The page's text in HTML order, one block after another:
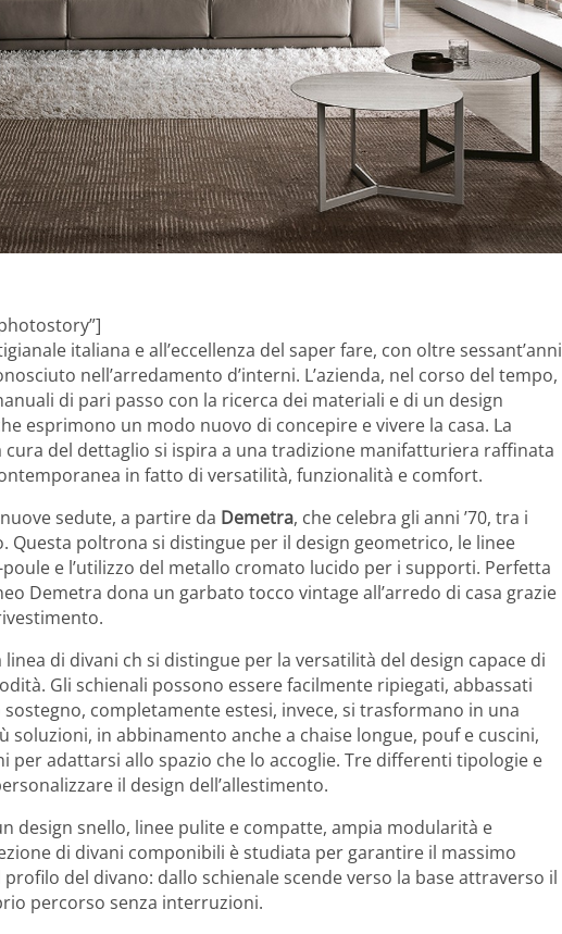
italiana e all’eccellenza del saper fare, con oltre sessant’anni
nell’arredamento d’interni. L’azienda, nel corso del tempo,
di pari passo con la ricerca dei materiali e di un design
esprimono un modo nuovo di concepire e vivere la casa. La
del dettaglio si ispira a una tradizione manifatturiera raffinata
in fatto di versatilità, funzionalità e comfort.
sedute, a partire da Demetra, che celebra gli anni ’70, tra i
Questa poltrona si distingue per il design geometrico, le linee
e l’utilizzo del metallo cromato lucido per i supporti. Perfetta
Demetra dona un garbato tocco vintage all’arredo di casa grazie
linea di divani ch si distingue per la versatilità del design capace di
Gli schienali possono essere facilmente ripiegati, abbassati
completamente estesi, invece, si trasformano in una
soluzioni, in abbinamento anche a chaise longue, pouf e cuscini,
per adattarsi allo spazio che lo accoglie. Tre differenti tipologie e
il design dell’allestimento.
design snello, linee pulite e compatte, ampia modularità e
di divani componibili è studiata per garantire il massimo
del divano: dallo schienale scende verso la base attraverso il
percorso senza interruzioni.